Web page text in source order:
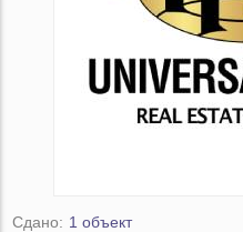
Сдано: 1 объект